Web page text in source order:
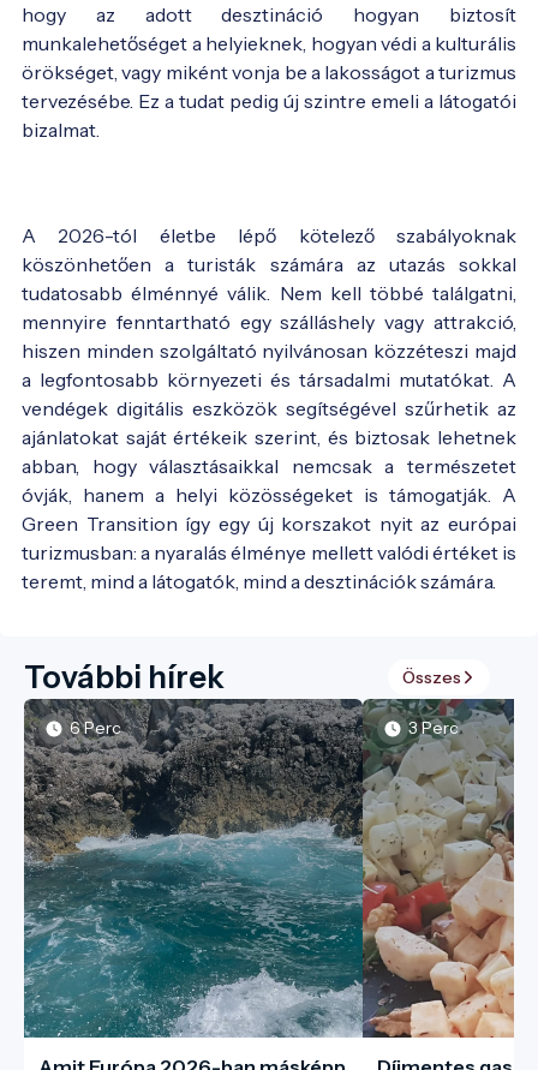
hogy az adott desztináció hogyan biztosít
munkalehetőséget a helyieknek, hogyan védi a kulturális
örökséget, vagy miként vonja be a lakosságot a turizmus
tervezésébe. Ez a tudat pedig új szintre emeli a látogatói
bizalmat.
A 2026-tól életbe lépő kötelező szabályoknak
köszönhetően a turisták számára az utazás sokkal
tudatosabb élménnyé válik. Nem kell többé találgatni,
mennyire fenntartható egy szálláshely vagy attrakció,
hiszen minden szolgáltató nyilvánosan közzéteszi majd
a legfontosabb környezeti és társadalmi mutatókat. A
vendégek digitális eszközök segítségével szűrhetik az
ajánlatokat saját értékeik szerint, és biztosak lehetnek
abban, hogy választásaikkal nemcsak a természetet
óvják, hanem a helyi közösségeket is támogatják. A
Green Transition így egy új korszakot nyit az európai
turizmusban: a nyaralás élménye mellett valódi értéket is
teremt, mind a látogatók, mind a desztinációk számára.
További hírek Összes
6 Perc 3 Perc